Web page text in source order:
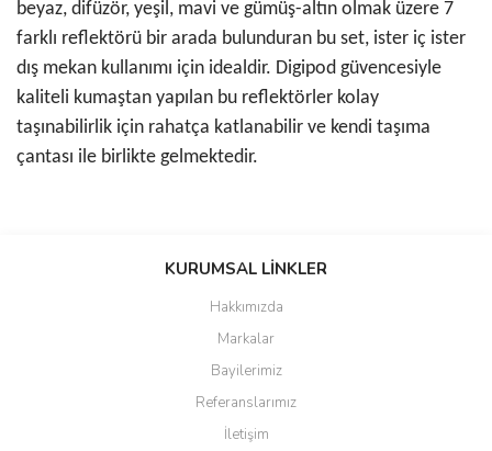
beyaz, difüzör, yeşil, mavi ve gümüş-altın olmak üzere 7
farklı reflektörü bir arada bulunduran bu set, ister iç ister
dış mekan kullanımı için idealdir. Digipod güvencesiyle
kaliteli kumaştan yapılan bu reflektörler kolay
taşınabilirlik için rahatça katlanabilir ve kendi taşıma
çantası ile birlikte gelmektedir.
tarafımıza iletebilirsiniz.
Ürün resmi kalitesiz, bozuk veya görüntülenemiyor.
Ürün açıklamasında eksik bilgiler bulunuyor.
Ürün bilgilerinde hatalar bulunuyor.
Ürün fiyatı diğer sitelerden daha pahalı.
KURUMSAL LİNKLER
Hakkımızda
Markalar
Bayilerimiz
Referanslarımız
İletişim